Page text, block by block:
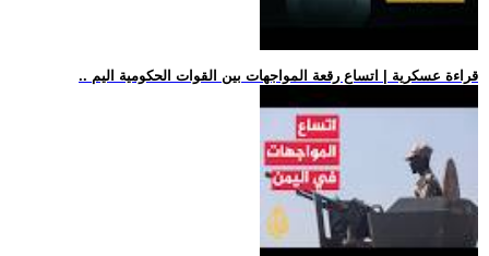
.. قراءة عسكرية | اتساع رقعة المواجهات بين القوات الحكومية اليم